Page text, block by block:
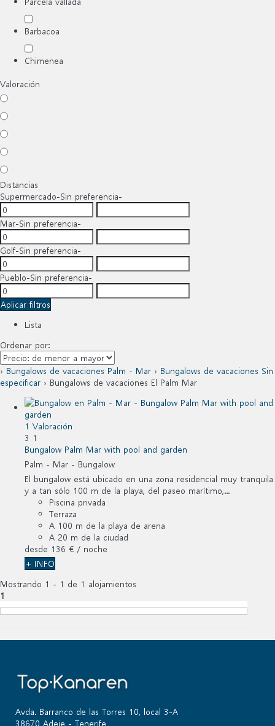
Barbacoa
Chimenea
Valoración
Distancias
Supermercado-Sin preferencia-
Mar-Sin preferencia-
Golf-Sin preferencia-
Pueblo-Sin preferencia-
Aplicar filtros
Lista
Ordenar por:
› Bungalows de vacaciones Palm - Mar › Bungalows de vacaciones Sin
especificar › Bungalows de vacaciones El Palm Mar
1 Valoración
3 1
Bungalow Palm Mar with pool and garden
Palm - Mar - Bungalow
El bungalow está ubicado en una zona residencial muy tranquila
y a tan sólo 100 m de la playa, del paseo marítimo,...
Piscina privada
Terraza
A 100 m de la playa de arena
A 20 m de la ciudad
desde 136 € / noche
+ INFO
Mostrando 1 - 1 de 1 alojamientos
1
Avda. Barranco de las Torres 10, local 3-A
38670 Adeje - Tenerife